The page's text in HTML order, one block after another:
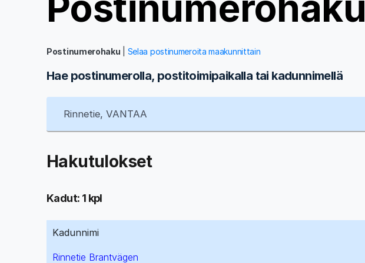
Postinumerohaku Selaa postinumeroita maakunnittain
Hae postinumerolla, postitoimipaikalla tai kadunnimellä
Hakutulokset
Kadut: 1 kpl
Kadunnimi
Rinnetie Brantvägen